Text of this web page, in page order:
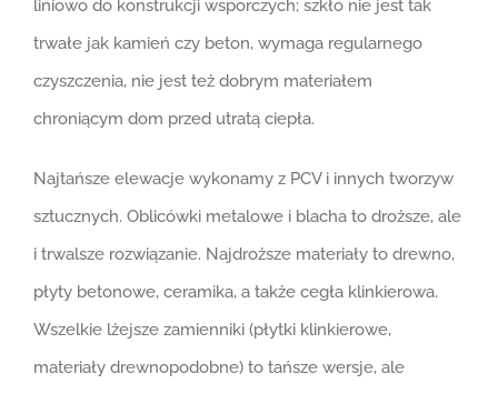
liniowo do konstrukcji wsporczych; szkło nie jest tak
trwałe jak kamień czy beton, wymaga regularnego
czyszczenia, nie jest też dobrym materiałem
chroniącym dom przed utratą ciepła.
Najtańsze elewacje wykonamy z PCV i innych tworzyw
sztucznych. Oblicówki metalowe i blacha to droższe, ale
i trwalsze rozwiązanie. Najdroższe materiały to drewno,
płyty betonowe, ceramika, a także cegła klinkierowa.
Wszelkie lżejsze zamienniki (płytki klinkierowe,
materiały drewnopodobne) to tańsze wersje, ale